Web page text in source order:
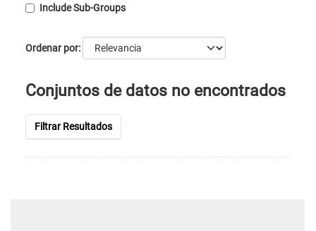
Include Sub-Groups
Ordenar por
Conjuntos de datos no encontrados
Filtrar Resultados